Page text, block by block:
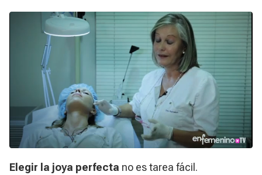
Elegir la joya perfecta no es tarea fácil.